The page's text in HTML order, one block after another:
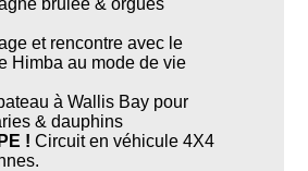
brulée & orgues
et rencontre avec le
Himba au mode de vie
à Wallis Bay pour
& dauphins
! Circuit en véhicule 4X4